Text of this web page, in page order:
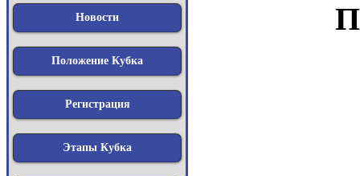
Новости
Положение Кубка
Регистрация
Этапы Кубка